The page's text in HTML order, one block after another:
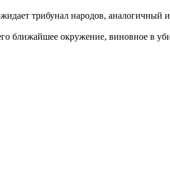
трибунал народов, аналогичный
ближайшее окружение, виновное в